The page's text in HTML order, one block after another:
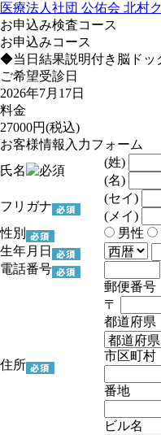
医療法人社団 公佑会 北村
お申込み検査コース
お申込みコース
◆当日結果説明付き脳ド
ご希望受診日
2026年7月17日
料金
27000円(税込)
お客様情報入力フォーム
氏名
(姓)
(名)
フリガナ
(セイ)
(メイ)
性別
男性
生年月日
電話番号
住所
郵便番号
〒
都道府県
市区町村
番地
ビル名